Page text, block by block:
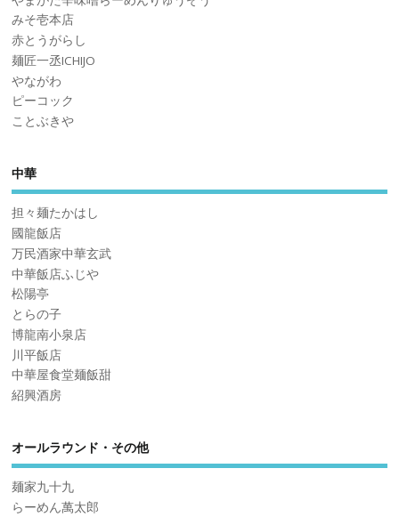
みそ壱本店
赤とうがらし
麺匠一丞ICHIJO
やながわ
ピーコック
ことぶきや
中華
担々麺たかはし
國龍飯店
万民酒家中華玄武
中華飯店ふじや
松陽亭
とらの子
博龍南小泉店
川平飯店
中華屋食堂麺飯甜
紹興酒房
オールラウンド・その他
麺家九十九
らーめん萬太郎